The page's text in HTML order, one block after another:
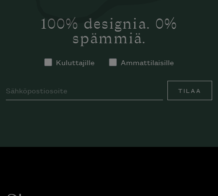
100% designia. 0%
spämmiä.
Kuluttajille Ammattilaisille
TILAA